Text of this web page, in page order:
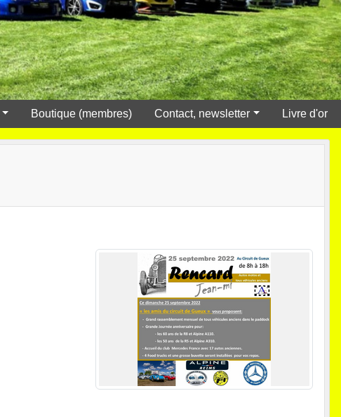
Boutique (membres) Contact, newsletter Livre d'or